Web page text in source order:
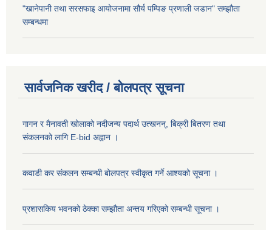
"खानेपानी तथा सरसफाइ आयोजनामा सौर्य पम्पिङ प्रणाली जडान" सम्झौता
सम्बन्धमा
सार्वजनिक खरीद / बोलपत्र सूचना
गागन र मैनावती खोलाको नदीजन्य पदार्थ उत्खनन्, बिक्री बितरण तथा
संकलनको लागि E-bid अह्वान ।
कवाडी कर संकलन सम्बन्धी बोलपत्र स्वीकृत गर्ने आश्यको सूचना ।
प्रशासकिय भवनको ठेक्का सम्झौता अन्तय गरिएको सम्बन्धी सूचना ।